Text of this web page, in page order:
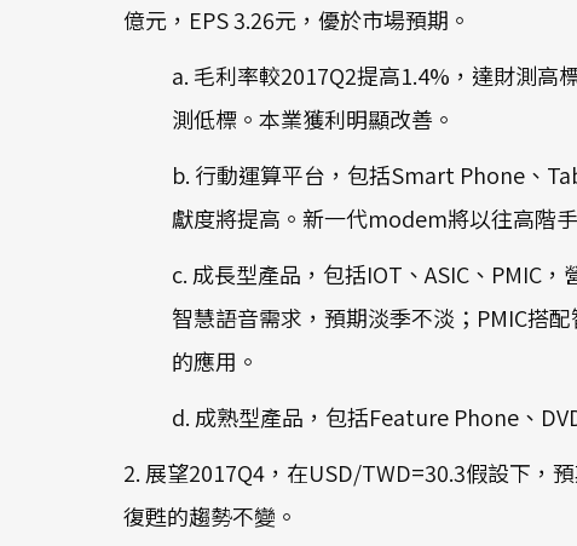
億元，EPS 3.26元，優於市場預期。
a. 毛利率較2017Q2提高1.4%，達財測
測低標。本業獲利明顯改善。
b. 行動運算平台，包括Smart Phone、
獻度將提高。新一代modem將以往高階
c. 成長型產品，包括IOT、ASIC、PMIC
智慧語音需求，預期淡季不淡；PMIC搭
的應用。
d. 成熟型產品，包括Feature Phone、
2. 展望2017Q4，在USD/TWD=30.3假設下，
復甦的趨勢不變。